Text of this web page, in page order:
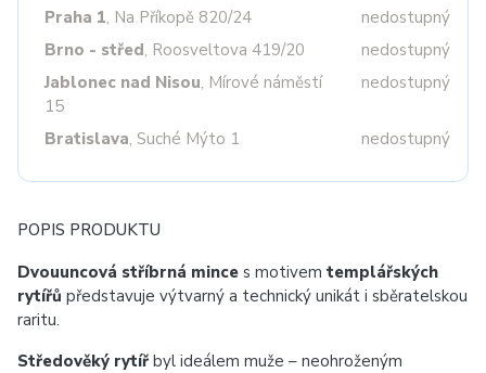
Praha 1, Na Příkopě 820/24
nedostupný
Brno - střed, Roosveltova 419/20
nedostupný
Jablonec nad Nisou, Mírové náměstí
15
nedostupný
Bratislava, Suché Mýto 1 nedostupný
POPIS PRODUKTU
Dvouuncová stříbrná mince s motivem templářských
rytířů představuje výtvarný a technický unikát i sběratelskou
raritu.
Středověký rytíř byl ideálem muže – neohroženým